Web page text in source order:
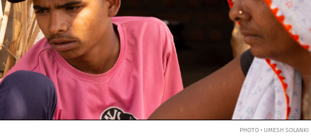
PHOTO • UMESH SOLANKI